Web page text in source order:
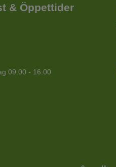
& Öppettider
09.00 - 16:00